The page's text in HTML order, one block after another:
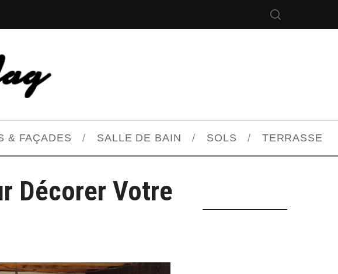
& FAÇADES SALLE DE BAIN SOLS TERRASSE
Décorer Votre